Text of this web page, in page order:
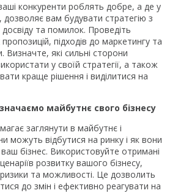
конкуренти роблять добре, а де у
дозволяє вам будувати стратегію з
та помилок. Проведіть
пропозицій, підходів до маркетингу та
Визначте, які сильні сторони
у своїй стратегії, а також
краще рішення і виділитися на
майбутнє свого бізнесу
заглянути в майбутнє і
можуть відбутися на ринку і як вони
бізнес. Використовуйте отримані
розвитку вашого бізнесу,
та можливості. Це дозволить
до змін і ефективно реагувати на